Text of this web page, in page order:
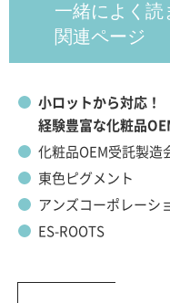
一緒によく読
関連ページ
小ロットから対応！
経験豊富な化粧品
化粧品OEM受託製造
東色ピグメント
アンズコーポレーシ
ES-ROOTS